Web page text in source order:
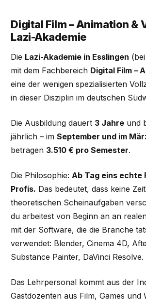
Digital Film – Animation &
Lazi-Akademie
Die Lazi-Akademie in Esslingen
mit dem Fachbereich Digital Film –
eine der wenigen spezialisierten
in dieser Disziplin im deutschen
Die Ausbildung dauert 3 Jahre und
jährlich – imSeptember und im
betragen 3.510 € pro Semester.
Die Philosophie: Ab Tag eins echte
Profis. Das bedeutet, dass keine
theoretischen Scheinaufgaben
du arbeitest von Beginn an an
mit der Software, die die Branche
verwendet: Blender, Cinema 4D,
Substance Painter, DaVinci Resolve.
Das Lehrpersonal kommt aus der
Gastdozenten aus Film, Games und